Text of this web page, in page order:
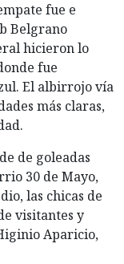
fue e
Belgrano
hicieron lo
fue
El albirrojo vía
más claras,
de goleadas
30 de Mayo,
las chicas de
visitantes y
Aparicio,